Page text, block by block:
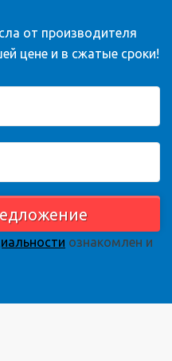
от производителя
цене и в сжатые сроки!
ознакомлен и